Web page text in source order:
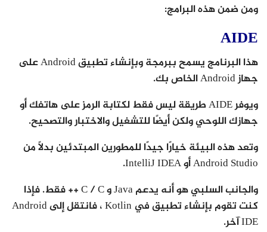
ومن ضمن هذه البرامج:
AIDE
هذا البرنامج يسمح ببرمجة وبإنشاء تطبيق Android على
جهاز Android الخاص بك.
ويوفر AIDE طريقة ليس فقط لكتابة الرمز على هاتفك أو
جهازك اللوحي ولكن أيضًا للتشغيل والاختبار والتصحيح.
وتعد هذه البيئة خيارًا جيدًا للمطورين المبتدئين بدلاً من
Android Studio أو IntelliJ IDEA.
والجانب السلبي هو أنه يدعم Java و C / C ++ فقط. فإذا
كنت تقوم بإنشاء تطبيق في Kotlin ، فانتقل إلى Android
IDE آخر.